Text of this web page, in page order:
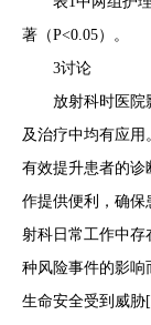
著（P<0.05）。
3讨论
放射科时医院
及治疗中均有应
有效提升患者的诊
作提供便利，确
射科日常工作中存
种风险事件的影响
生命安全受到威